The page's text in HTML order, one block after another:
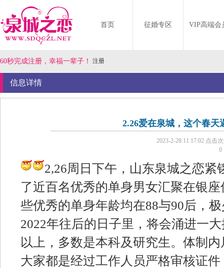
首页 征婚专区 VIP高端会
60秒完成注册，幸福一辈子！ 注册
信息详情
2.26爱在泉城，这个春
2023-2-28 11:17:02 点击
0
2,26周日下午，山东泉城之恋
了近百名优秀的单身男女汇聚在银
些优秀的单身年龄均在88与90后，
2022年往后的日子里，将会涌进一
以上，多数是本科及研究生。体制内
大家都是经过工作人员严格审核证